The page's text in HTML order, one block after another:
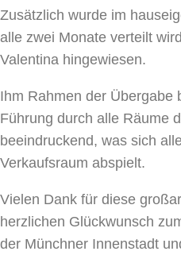
Zusätzlich wurde im
alle zwei Monate verteilt
Valentina hingewiesen.
Ihm Rahmen der Übergabe
Führung durch alle Räume
beeindruckend, was sich
Verkaufsraum abspielt.
Vielen Dank für diese
herzlichen Glückwunsch
der Münchner Innenstadt